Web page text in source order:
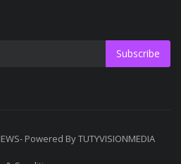
Subscribe
Powered By TUTYVISIONMEDIA